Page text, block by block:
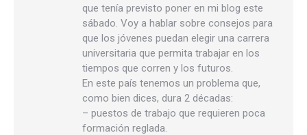
que tenía previsto poner en mi blog este
sábado. Voy a hablar sobre consejos para
que los jóvenes puedan elegir una carrera
universitaria que permita trabajar en los
tiempos que corren y los futuros.
En este país tenemos un problema que,
como bien dices, dura 2 décadas:
– puestos de trabajo que requieren poca
formación reglada.